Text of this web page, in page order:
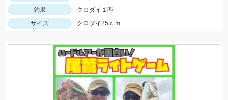
釣果
クロダイ１匹
サイズ
クロダイ25ｃｍ